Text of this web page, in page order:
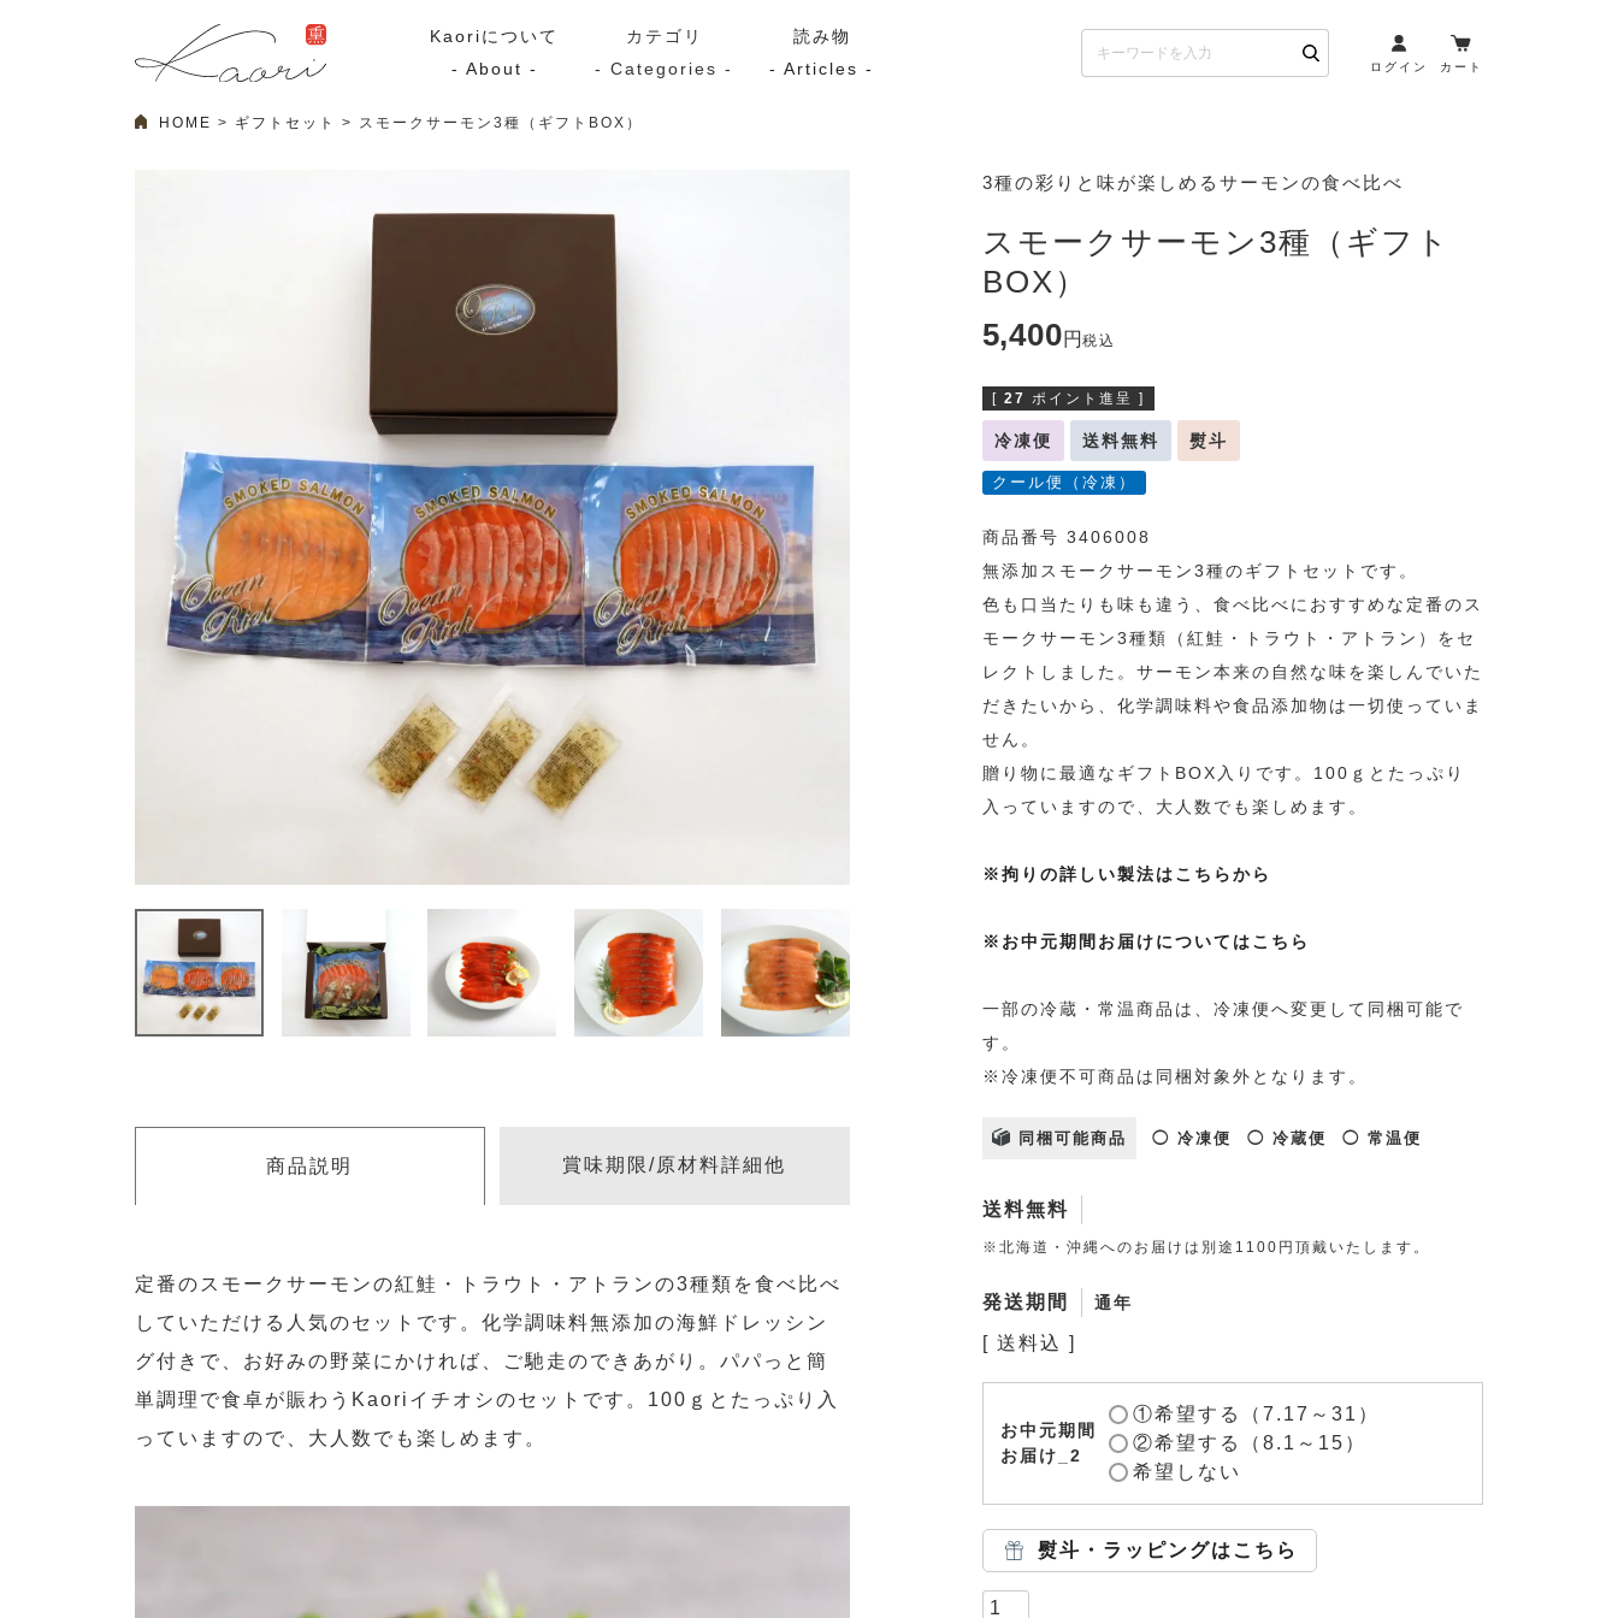
Kaoriについて
- About -
カテゴリ
- Categories -
その他
Kaoriセレクト
ワイン・スパークリング
特集・期間限定セール サブスク（定期コース・頒布会）
読み物
- Articles -
ログイン カート
HOME ギフトセット スモークサーモン3種（ギフトBOX）
3種の彩りと味が楽しめるサーモンの食べ比べ
スモークサーモン3種（ギフト
BOX）
5,400
税込
[ 27 ポイント進呈 ]
冷凍便 送料無料 熨斗
クール便（冷凍）
商品番号 3406008
無添加スモークサーモン3種のギフトセットです。
色も口当たりも味も違う、食べ比べにおすすめな定番のス
モークサーモン3種類（紅鮭・トラウト・アトラン）をセ
レクトしました。サーモン本来の自然な味を楽しんでいた
だきたいから、化学調味料や食品添加物は一切使っていま
せん。
贈り物に最適なギフトBOX入りです。100ｇとたっぷり
入っていますので、大人数でも楽しめます。
※拘りの詳しい製法はこちらから
※お中元期間お届けについてはこちら
一部の冷蔵・常温商品は、冷凍便へ変更して同梱可能で
す。
※冷凍便不可商品は同梱対象外となります。
同梱可能商品 ◯ 冷凍便 ◯ 冷蔵便 ◯ 常温便
送料無料
※北海道・沖縄へのお届けは別途1100円頂戴いたします。
発送期間 通年
送料込
お中元期間
お届け_2
①希望する（7.17～31）
②希望する（8.1～15）
希望しない
熨斗・ラッピングはこちら
商品説明 賞味期限/原材料詳細他
定番のスモークサーモンの紅鮭・トラウト・アトランの3種類を食べ比べ
していただける人気のセットです。化学調味料無添加の海鮮ドレッシン
グ付きで、お好みの野菜にかければ、ご馳走のできあがり。パパっと簡
単調理で食卓が賑わうKaoriイチオシのセットです。100ｇとたっぷり入
っていますので、大人数でも楽しめます。